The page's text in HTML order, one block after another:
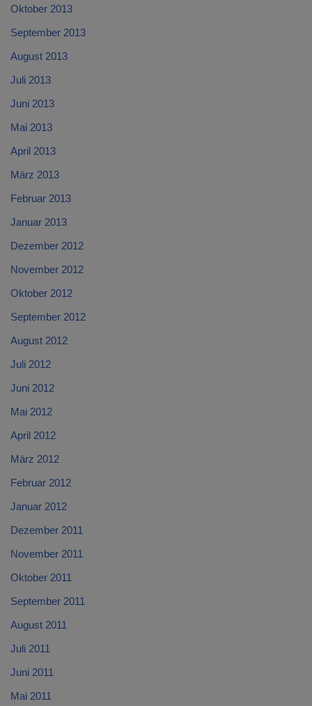
Oktober 2013
September 2013
August 2013
Juli 2013
Juni 2013
Mai 2013
April 2013
März 2013
Februar 2013
Januar 2013
Dezember 2012
November 2012
Oktober 2012
September 2012
August 2012
Juli 2012
Juni 2012
Mai 2012
April 2012
März 2012
Februar 2012
Januar 2012
Dezember 2011
November 2011
Oktober 2011
September 2011
August 2011
Juli 2011
Juni 2011
Mai 2011